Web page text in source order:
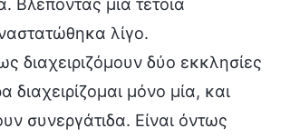
λίγο.
διαχειριζόμουν δύο εκκλησίες
διαχειρίζομαι μόνο μία, και
συνεργάτιδα. Είναι όντως